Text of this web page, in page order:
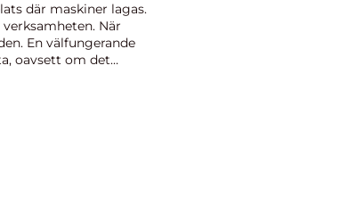
där maskiner lagas.
När
En välfungerande
oavsett om det